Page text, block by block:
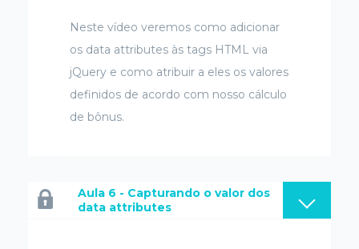
Neste vídeo veremos como adicionar
os data attributes às tags HTML via
jQuery e como atribuir a eles os valores
definidos de acordo com nosso cálculo
de bônus.
Aula 6 - Capturando o valor dos
data attributes